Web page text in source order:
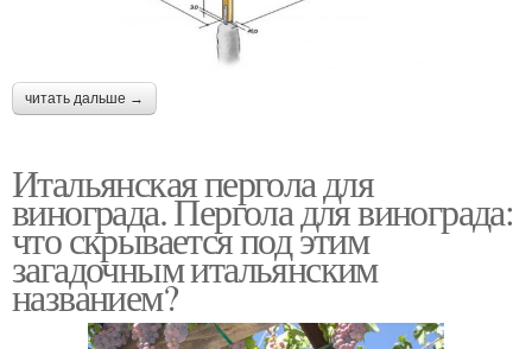
читать дальше →
Итальянская пергола для
винограда. Пергола для винограда:
что скрывается под этим
загадочным итальянским
названием?